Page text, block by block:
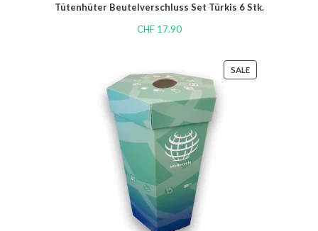
Tütenhüter Beutelverschluss Set Türkis 6 Stk.
CHF17.90
SALE